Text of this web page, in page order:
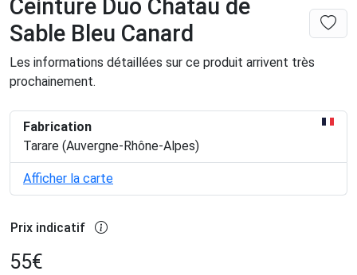
Ceinture Duo Châtau de
Sable Bleu Canard
Les informations détaillées sur ce produit arrivent très
prochainement.
Fabrication
Tarare (Auvergne-Rhône-Alpes)
Afficher la carte
Prix indicatif
55€